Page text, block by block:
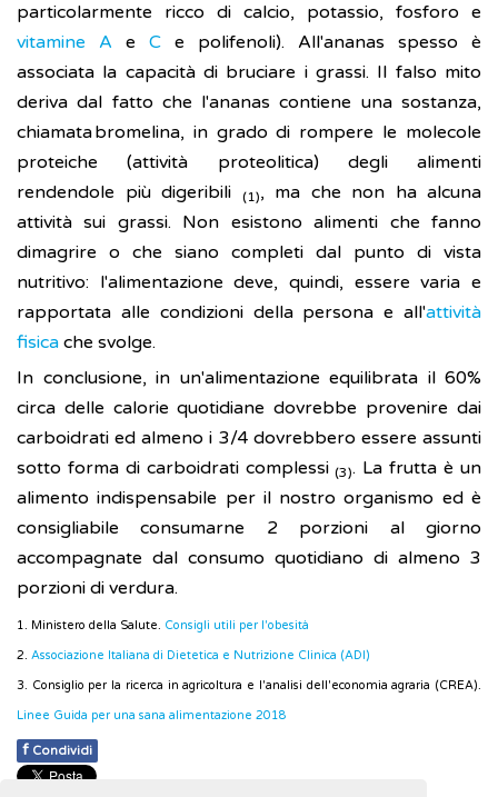
particolarmente ricco di calcio, potassio, fosforo e
vitamine A e C e polifenoli). All'ananas spesso è
associata la capacità di bruciare i grassi. Il falso mito
deriva dal fatto che l'ananas contiene una sostanza,
chiamata bromelina, in grado di rompere le molecole
proteiche (attività proteolitica) degli alimenti
rendendole più digeribili
(1), ma che non ha alcuna
attività sui grassi. Non esistono alimenti che fanno
dimagrire o che siano completi dal punto di vista
nutritivo: l'alimentazione deve, quindi, essere varia e
rapportata alle condizioni della persona e all'attività
fisica che svolge.
In conclusione, in un'alimentazione equilibrata il 60%
circa delle calorie quotidiane dovrebbe provenire dai
carboidrati ed almeno i 3/4 dovrebbero essere assunti
sotto forma di carboidrati complessi(3). La frutta è un
alimento indispensabile per il nostro organismo ed è
consigliabile consumarne 2 porzioni al giorno
accompagnate dal consumo quotidiano di almeno 3
porzioni di verdura.
1. Ministero della Salute. Consigli utili per l'obesità
2. Associazione Italiana di Dietetica e Nutrizione Clinica (ADI)
3. Consiglio per la ricerca in agricoltura e l'analisi dell'economia agraria (CREA).
Linee Guida per una sana alimentazione 2018
f Condividi